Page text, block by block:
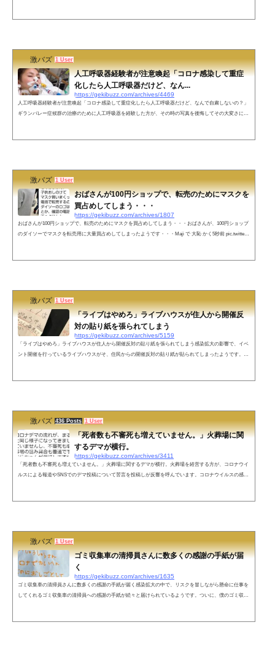
激バズ 1 User
人工呼吸器経験者が注意喚起「コロナ感染して重症
化したら人工呼吸器だけど、なん...
https://gekibuzz.com/archives/4469
人工呼吸器経験者が注意喚起「コロナ感染して重症化したら人工呼吸器だけど、なんで自粛しないの？」
ギランバレー症候群の治療のために人工呼吸器を経験した方が、その時の写真を後悔してその大変さにつ
激バズ 1 User
おばさんが100円ショップで、転売のためにマスクを
買占めしてしまう・・・
https://gekibuzz.com/archives/1807
おばさんが100円ショップで、転売のためにマスクを買占めしてしまう・・・おばさんが、100円ショップ
のダイソーでマスクを転売用に大量買占めしてしまったようです・・・Maji で 大恥 かく5秒前 pic.twitter.c
激バズ 1 User
「ライブはやめろ」ライブハウスが住人から開催反
対の貼り紙を張られてしまう
https://gekibuzz.com/archives/5159
「ライブはやめろ」ライブハウスが住人から開催反対の貼り紙を張られてしまう感染拡大の影響で、イベ
ント開催を行っているライブハウスがそ、住民からの開催反対の貼り紙が貼られてしまったようです。今
激バズ 436 Posts 1 User
「死者数も不審死も増えていません。」火葬場に関
するデマが横行。
https://gekibuzz.com/archives/3411
「死者数も不審死も増えていません。」火葬場に関するデマが横行。火葬場を経営する方が、コロナウイ
ルスによる報道やSNSでのデマ投稿について苦言を投稿しが反響を呼んでいます。コロナウイルスの感染
激バズ 1 User
ゴミ収集車の清掃員さんに数多くの感謝の手紙が届
く
https://gekibuzz.com/archives/1635
ゴミ収集車の清掃員さんに数多くの感謝の手紙が届く感染拡大の中で、リスクを冒しながら懸命に仕事を
してくれるゴミ収集車の清掃員への感謝の手紙が続々と届けられているようです。ついに、僕のゴミ収集